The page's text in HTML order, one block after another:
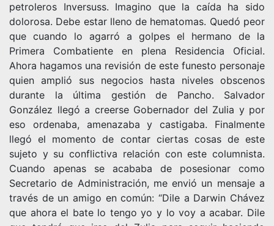
petroleros Inversuss. Imagino que la caída ha sido
dolorosa. Debe estar lleno de hematomas. Quedó peor
que cuando lo agarró a golpes el hermano de la
Primera Combatiente en plena Residencia Oficial.
Ahora hagamos una revisión de este funesto personaje
quien amplió sus negocios hasta niveles obscenos
durante la última gestión de Pancho. Salvador
González llegó a creerse Gobernador del Zulia y por
eso ordenaba, amenazaba y castigaba. Finalmente
llegó el momento de contar ciertas cosas de este
sujeto y su conflictiva relación con este columnista.
Cuando apenas se acababa de posesionar como
Secretario de Administración, me envió un mensaje a
través de un amigo en común: “Dile a Darwin Chávez
que ahora el bate lo tengo yo y lo voy a acabar. Dile